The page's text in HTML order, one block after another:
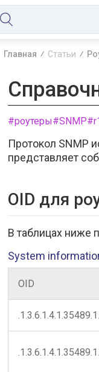
Главная Статьи
#роутеры#SNMP
Протокол SNMP
представляет
OID для
В таблицах ниже
System
OID